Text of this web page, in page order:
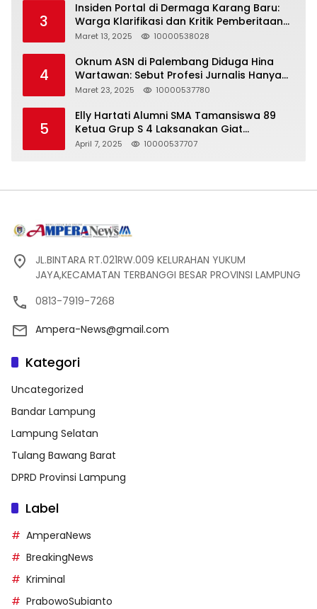
3
Insiden Portal di Dermaga Karang Baru:
Warga Klarifikasi dan Kritik Pemberitaan
yang Tidak Akurat
Maret 13, 2025 10000538028
4
Oknum ASN di Palembang Diduga Hina
Wartawan: Sebut Profesi Jurnalis Hanya
Seharga 2 Liter Bensin, Berujung Dugaan
Maret 23, 2025 10000537780
5
Elly Hartati Alumni SMA Tamansiswa 89
Ketua Grup S 4 Laksanakan Giat
Silaturahmi
April 7, 2025 10000537707
JL.BINTARA RT.021RW.009 KELURAHAN YUKUM
JAYA,KECAMATAN TERBANGGI BESAR PROVINSI LAMPUNG
0813-7919-7268
Ampera-News@gmail.com
Kategori
Uncategorized
Bandar Lampung
Lampung Selatan
Tulang Bawang Barat
DPRD Provinsi Lampung
Label
AmperaNews
BreakingNews
Kriminal
PrabowoSubianto